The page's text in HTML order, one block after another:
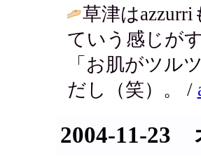
草津は
ていう感じが
「お肌がツル
だし（笑）。 /
2004-11-23